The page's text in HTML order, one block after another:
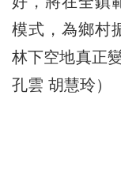
模式，為鄉村
林下空地真正
孔雲 胡慧玲）